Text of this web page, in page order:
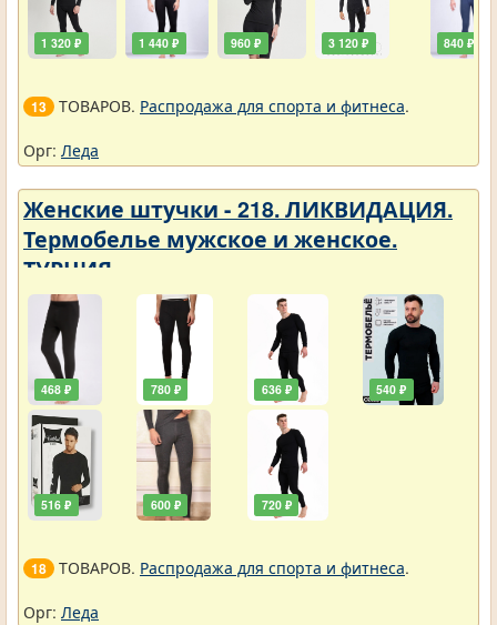
1 320 ₽ 1 440 ₽ 960 ₽ 3 120 ₽ 840 ₽
13 ТОВАРОВ. Распродажа для спорта и фитнеса.
Орг: Леда
Женские штучки - 218. ЛИКВИДАЦИЯ.
Термобелье мужское и женское.
ТУРЦИЯ
468 ₽
516 ₽
780 ₽
600 ₽
636 ₽
720 ₽
540 ₽
18 ТОВАРОВ. Распродажа для спорта и фитнеса.
Орг: Леда